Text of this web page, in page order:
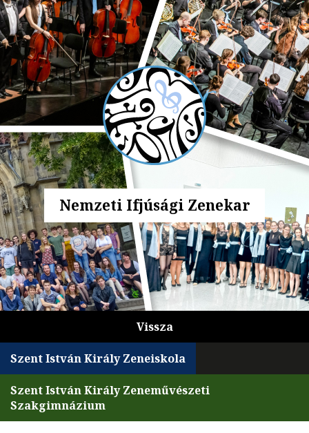
Nemzeti Ifjúsági Zenekar
Vissza
Szent István Király Zeneiskola
Szent István Király Zeneművészeti
Szakgimnázium